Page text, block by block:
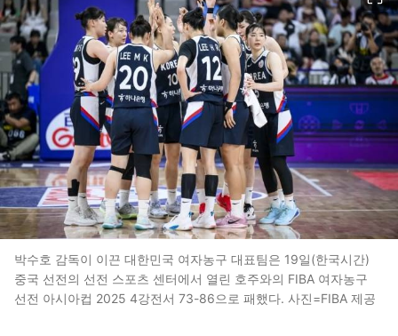
박수호 감독이 이끈 대한민국 여자농구 대표팀은 19일(한국시간)
중국 선전의 선전 스포츠 센터에서 열린 호주와의 FIBA 여자농구
선전 아시아컵 2025 4강전서 73-86으로 패했다. 사진=FIBA 제공